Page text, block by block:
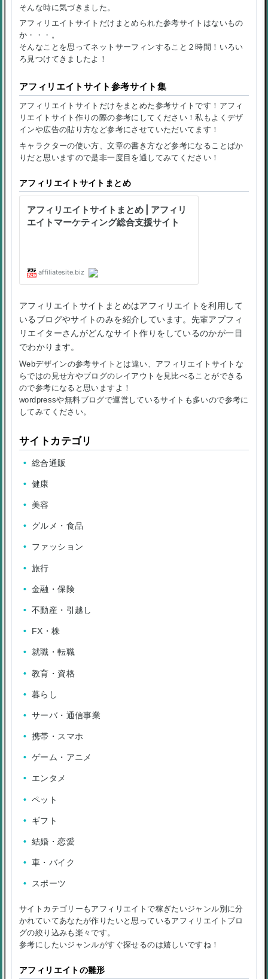
そんな時に気づきました。
アフィリエイトサイトだけまとめられた参考サイトはないもの
か・・・。
そんなことを思ってネットサーフィンすること２時間！いろい
ろ見つけてきましたよ！
アフィリエイトサイト参考サイト集
アフィリエイトサイトだけをまとめた参考サイトです！アフィ
リエイトサイト作りの際の参考にしてください！私もよくデザ
インや広告の貼り方など参考にさせていただいてます！
キャラクターの使い方、文章の書き方など参考になることばか
りだと思いますので是非一度目を通してみてください！
アフィリエイトサイトまとめ
アフィリエイトサイトまとめはアフィリエイトを利用して
いるブログやサイトのみを紹介しています。先輩アプフィ
リエイターさんがどんなサイト作りをしているのかが一目
でわかります。
Webデザインの参考サイトとは違い、アフィリエイトサイトな
らではの見せ方やブログのレイアウトを見比べることができる
ので参考になると思いますよ！
wordpressや無料ブログで運営しているサイトも多いので参考に
してみてください。
サイトカテゴリ
総合通販
健康
美容
グルメ・食品
ファッション
旅行
金融・保険
不動産・引越し
FX・株
就職・転職
教育・資格
暮らし
サーバ・通信事業
携帯・スマホ
ゲーム・アニメ
エンタメ
ペット
ギフト
結婚・恋愛
車・バイク
スポーツ
サイトカテゴリーもアフィリエイトで稼ぎたいジャンル別に分
かれていてあなたが作りたいと思っているアフィリエイトブロ
グの絞り込みも楽々です。
参考にしたいジャンルがすぐ探せるのは嬉しいですね！
アフィリエイトの雛形